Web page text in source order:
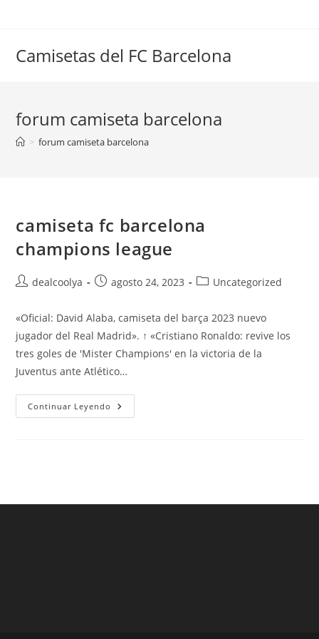
Camisetas del FC Barcelona
forum camiseta barcelona
> forum camiseta barcelona
camiseta fc barcelona
champions league
Autor
la
entrada:
dealcoolya
Publicación
la
entrada:
agosto 24, 2023
Categoría
entrada:
Uncategorized
«Oficial: David Alaba, camiseta del barça 2023 nuevo
jugador del Real Madrid». ↑ «Cristiano Ronaldo: revive los
tres goles de 'Mister Champions' en la victoria de la
Juventus ante Atlético…
Continuar Leyendo Camiseta
Fc